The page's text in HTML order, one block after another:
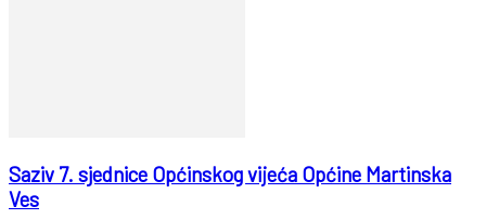
Saziv 7. sjednice Općinskog vijeća Općine Martinska
Ves